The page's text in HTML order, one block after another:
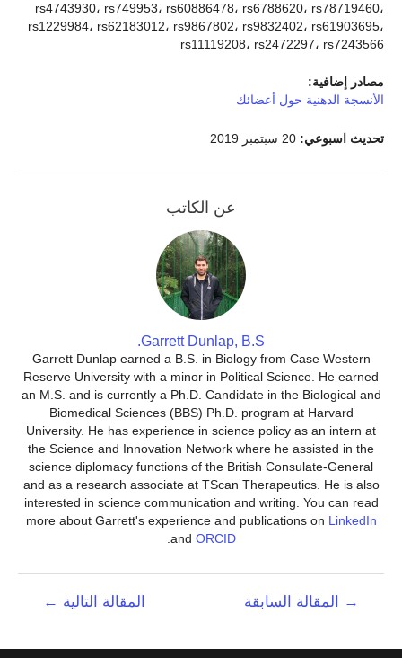
rs4743930، rs749953، rs60886478، rs6788620، rs78719460،
rs1229984، rs62183012، rs9867802، rs9832402، rs61903695،
rs11119208، rs2472297، rs7243566
مصادر إضافية:
الأنسجة الدهنية حول أعضائك
تحديث اسبوعي:
عن الكاتب
Garrett Dunlap, B.S.
Garrett Dunlap earned a B.S. in Biology from Case Western
Reserve University with a minor in Political Science. He earned
an M.S. and is currently a Ph.D. Candidate in the Biological and
Biomedical Sciences (BBS) Ph.D. program at Harvard
University. He has experience in science policy as an intern at
the Science and Innovation Network where he assisted in the
science diplomacy functions of the British Consulate-General
and as a research associate at TScan Therapeutics. He is also
interested in science communication and writing. You can read
more about Garrett's experience and publications on LinkedIn
and ORCID
→ المقالة السابقة المقالة التالية ←